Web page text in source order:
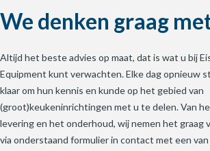
We denken graag
Altijd het beste advies op maat, dat is wat u bij
Equipment kunt verwachten. Elke dag opnieuw
klaar om hun kennis en kunde op het gebied van
(groot)keukeninrichtingen met u te delen. Van
levering en het onderhoud, wij nemen het graag
via onderstaand formulier in contact met een